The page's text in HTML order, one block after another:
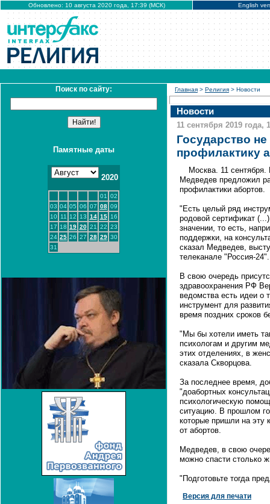
Обновлено: 10 августа 2020 года, 17:39 (МСК) English
Поиск по сайту:
Памятные даты
2020
01
02
03 04 05 06 07 08 09
10
11 12 13 14 15 16
17 18 19 20 21 22 23
24 25 26 27 28 29 30
31
Главная > Религия > Новости
Новости
11 сентября 2019 года,
Государство
профилактику
Москва. 11
Медведев предложил
профилактики абортов.
"Есть целый ряд
родовой сертификат
значении, то есть,
поддержки, на
сказал Медведев,
телеканале "Россия-24".
В свою очередь
здравоохранения РФ
ведомства есть идеи о
инструмент для
время поздних сроков
"Мы бы хотели иметь
психологам и другим
этих отделениях, в
сказала Скворцова.
За последнее время,
"доабортных
психологическую
ситуацию. В прошлом
которые пришли на эту
от абортов.
Медведев, в свою
можно спасти столько
"Подготовьте тогда
Версия для печати